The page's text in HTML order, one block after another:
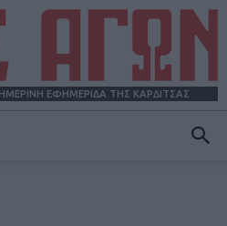
ΕΦΗΜΕΡΙΔΑ ΤΗΣ ΚΑΡΔΙΤΣΑΣ